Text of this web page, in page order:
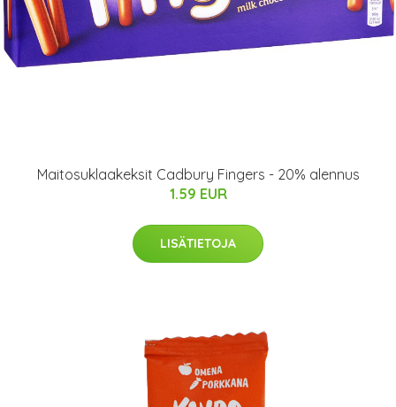
Maitosuklaakeksit Cadbury Fingers - 20% alennus
1.59 EUR
LISÄTIETOJA